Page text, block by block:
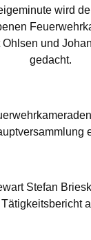
wird
Ohlsen und
gedacht.
Stefan
Tätigkeitsbericht